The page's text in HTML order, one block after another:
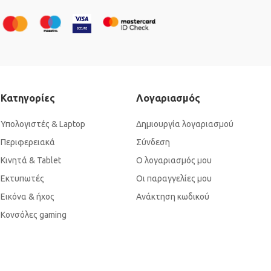
Κατηγορίες
Υπολογιστές & Laptop
Περιφερειακά
Κινητά & Tablet
Εκτυπωτές
Εικόνα & ήχος
Κονσόλες gaming
Λογαριασμός
Δημιουργία λογαριασμού
Σύνδεση
Ο λογαριασμός μου
Οι παραγγελίες μου
Ανάκτηση κωδικού